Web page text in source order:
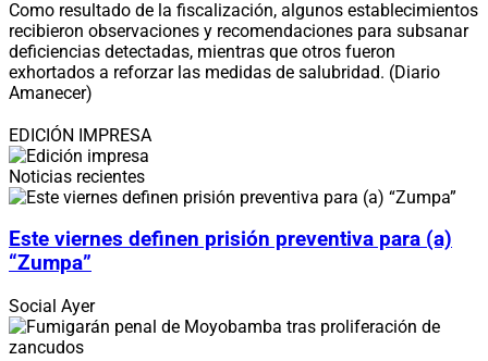
Como resultado de la fiscalización, algunos establecimientos
recibieron observaciones y recomendaciones para subsanar
deficiencias detectadas, mientras que otros fueron
exhortados a reforzar las medidas de salubridad. (Diario
Amanecer)
EDICIÓN IMPRESA
Noticias recientes
Este viernes definen prisión preventiva para (a)
“Zumpa”
Social Ayer